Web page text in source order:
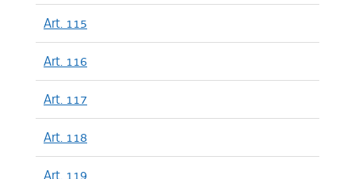
Art. 115
Art. 116
Art. 117
Art. 118
Art. 119